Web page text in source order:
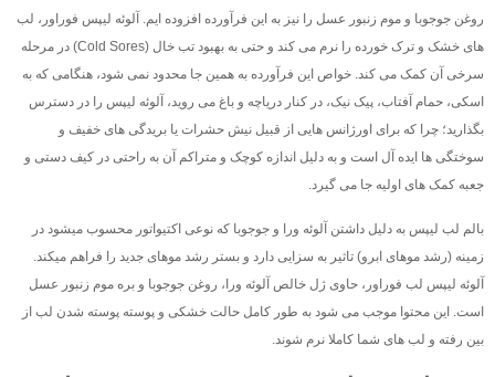
روغن جوجوبا و موم زنبور عسل را نیز به این فرآورده افزوده ایم. آلوئه لیپس فوراور، لب
های خشک و ترک خورده را نرم می کند و حتی به بهبود تب خال (Cold Sores) در مرحله
سرخی آن کمک می کند. خواص این فرآورده به همین جا محدود نمی شود، هنگامی که به
اسکی، حمام آفتاب، پیک نیک، در کنار دریاچه و باغ می روید، آلوئه لیپس را در دسترس
بگذارید؛ چرا که برای اورژانس هایی از قبیل نیش حشرات یا بریدگی های خفیف و
سوختگی ها ایده آل است و به دلیل اندازه کوچک و متراکم آن به راحتی در کیف دستی و
جعبه کمک های اولیه جا می گیرد.
بالم لب لیپس به دلیل داشتن آلوئه ورا و جوجوبا که نوعی اکتیواتور محسوب میشود در
زمینه (رشد موهای ابرو) تاثیر به سزایی دارد و بستر رشد موهای جدید را فراهم میکند.
آلوئه لیپس لب فوراور، حاوی ژل خالص آلوئه ورا، روغن جوجوبا و بره موم زنبور عسل
است. این محتوا موجب می شود به طور کامل حالت خشکی و پوسته پوسته شدن لب از
بین رفته و لب های شما کاملا نرم شوند.